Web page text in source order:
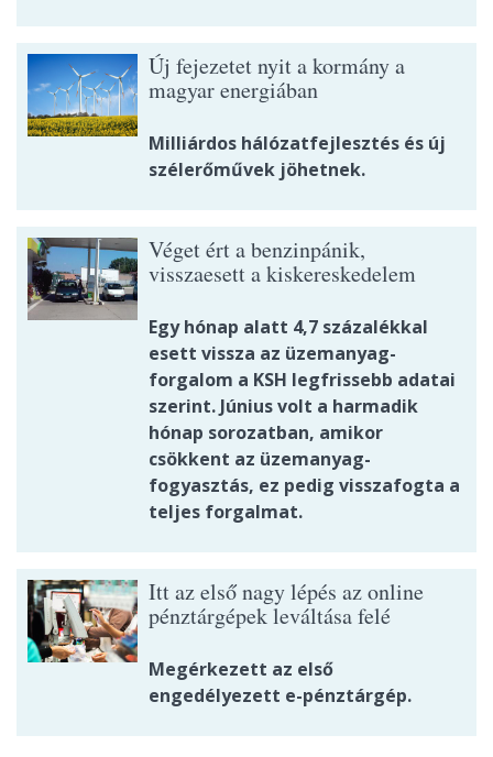
Új fejezetet nyit a kormány a
magyar energiában
Milliárdos hálózatfejlesztés és új
szélerőművek jöhetnek.
Véget ért a benzinpánik,
visszaesett a kiskereskedelem
Egy hónap alatt 4,7 százalékkal
esett vissza az üzemanyag-
forgalom a KSH legfrissebb adatai
szerint. Június volt a harmadik
hónap sorozatban, amikor
csökkent az üzemanyag-
fogyasztás, ez pedig visszafogta a
teljes forgalmat.
Itt az első nagy lépés az online
pénztárgépek leváltása felé
Megérkezett az első
engedélyezett e-pénztárgép.